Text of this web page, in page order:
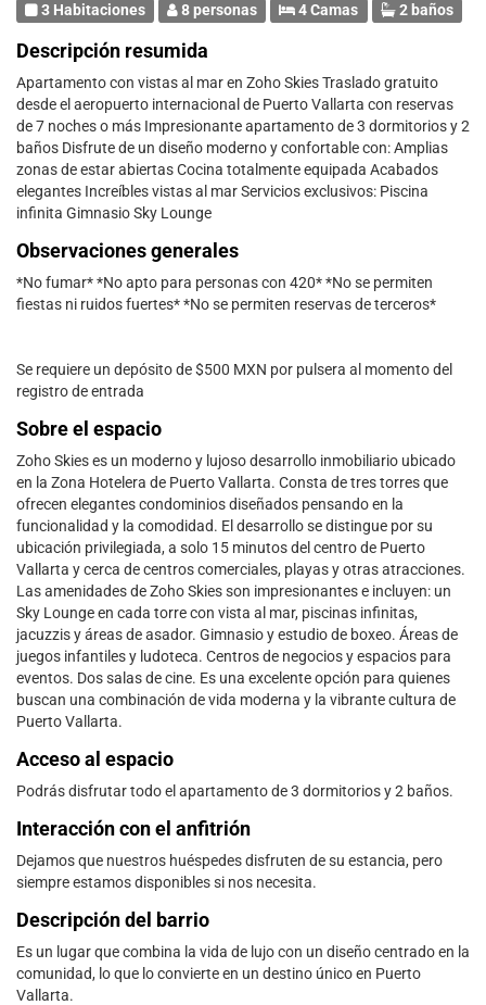
3 Habitaciones 8 personas 4 Camas 2 baños
Descripción resumida
Apartamento con vistas al mar en Zoho Skies Traslado gratuito
desde el aeropuerto internacional de Puerto Vallarta con reservas
de 7 noches o más Impresionante apartamento de 3 dormitorios y 2
baños Disfrute de un diseño moderno y confortable con: Amplias
zonas de estar abiertas Cocina totalmente equipada Acabados
elegantes Increíbles vistas al mar Servicios exclusivos: Piscina
infinita Gimnasio Sky Lounge
Observaciones generales
*No fumar* *No apto para personas con 420* *No se permiten
fiestas ni ruidos fuertes* *No se permiten reservas de terceros*
Se requiere un depósito de $500 MXN por pulsera al momento del
registro de entrada
Sobre el espacio
Zoho Skies es un moderno y lujoso desarrollo inmobiliario ubicado
en la Zona Hotelera de Puerto Vallarta. Consta de tres torres que
ofrecen elegantes condominios diseñados pensando en la
funcionalidad y la comodidad. El desarrollo se distingue por su
ubicación privilegiada, a solo 15 minutos del centro de Puerto
Vallarta y cerca de centros comerciales, playas y otras atracciones.
Las amenidades de Zoho Skies son impresionantes e incluyen: un
Sky Lounge en cada torre con vista al mar, piscinas infinitas,
jacuzzis y áreas de asador. Gimnasio y estudio de boxeo. Áreas de
juegos infantiles y ludoteca. Centros de negocios y espacios para
eventos. Dos salas de cine. Es una excelente opción para quienes
buscan una combinación de vida moderna y la vibrante cultura de
Puerto Vallarta.
Acceso al espacio
Podrás disfrutar todo el apartamento de 3 dormitorios y 2 baños.
Interacción con el anfitrión
Dejamos que nuestros huéspedes disfruten de su estancia, pero
siempre estamos disponibles si nos necesita.
Descripción del barrio
Es un lugar que combina la vida de lujo con un diseño centrado en la
comunidad, lo que lo convierte en un destino único en Puerto
Vallarta.